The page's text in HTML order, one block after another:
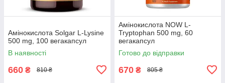
Амінокислота Solgar L-Lysine
500 mg, 100 вегакапсул
В наявності
660 ₴ 810 ₴
Амінокислота NOW L-
Tryptophan 500 mg, 60
вегакапсул
Готово до відправки
670 ₴ 805 ₴